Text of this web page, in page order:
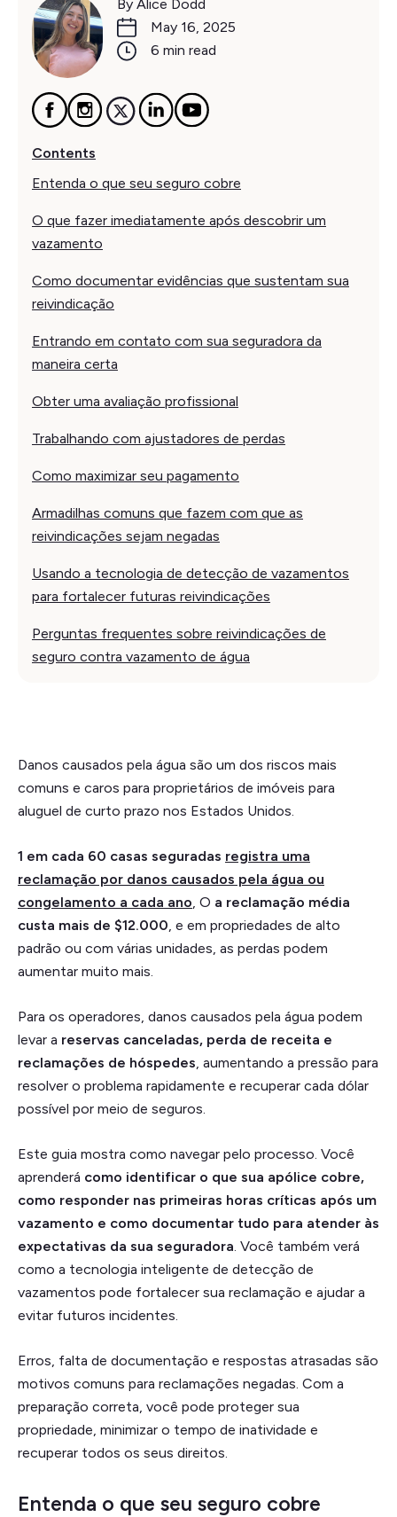
By Alice Dodd
May 16, 2025
6 min read
Contents
Entenda o que seu seguro cobre
O que fazer imediatamente após descobrir um
vazamento
Como documentar evidências que sustentam sua
reivindicação
Entrando em contato com sua seguradora da
maneira certa
Obter uma avaliação profissional
Trabalhando com ajustadores de perdas
Como maximizar seu pagamento
Armadilhas comuns que fazem com que as
reivindicações sejam negadas
Usando a tecnologia de detecção de vazamentos
para fortalecer futuras reivindicações
Perguntas frequentes sobre reivindicações de
seguro contra vazamento de água
Danos causados pela água são um dos riscos mais
comuns e caros para proprietários de imóveis para
aluguel de curto prazo nos Estados Unidos.
1 em cada 60 casas seguradas registra uma
reclamação por danos causados pela água ou
congelamento a cada ano, O a reclamação média
custa mais de $12.000, e em propriedades de alto
padrão ou com várias unidades, as perdas podem
aumentar muito mais.
Para os operadores, danos causados pela água podem
levar a reservas canceladas, perda de receita e
reclamações de hóspedes, aumentando a pressão para
resolver o problema rapidamente e recuperar cada dólar
possível por meio de seguros.
Este guia mostra como navegar pelo processo. Você
aprenderá como identificar o que sua apólice cobre,
como responder nas primeiras horas críticas após um
vazamento e como documentar tudo para atender às
expectativas da sua seguradora. Você também verá
como a tecnologia inteligente de detecção de
vazamentos pode fortalecer sua reclamação e ajudar a
evitar futuros incidentes.
Erros, falta de documentação e respostas atrasadas são
motivos comuns para reclamações negadas. Com a
preparação correta, você pode proteger sua
propriedade, minimizar o tempo de inatividade e
recuperar todos os seus direitos.
Entenda o que seu seguro cobre